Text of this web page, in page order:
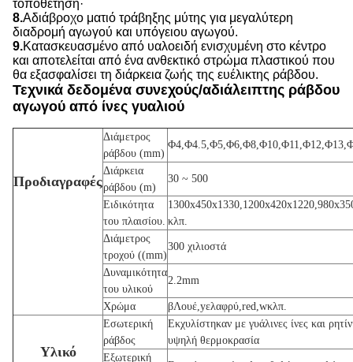
τοποθέτηση·
8.Αδιάβροχο ματιό τράβηξης μύτης για μεγαλύτερη
διαδρομή αγωγού και υπόγειου αγωγού.
9.Κατασκευασμένο από υαλοειδή ενισχυμένη στο κέντρο
και αποτελείται από ένα ανθεκτικό στρώμα πλαστικού που
θα εξασφαλίσει τη διάρκεια ζωής της ευέλικτης ράβδου.
Τεχνικά δεδομένα συνεχούς/αδιάλειπτης ράβδου
αγωγού από ίνες γυαλιού
Προδιαγραφές
Διάμετρος
ράβδου (mm)
Φ4,Φ4.5,
Διάρκεια
ράβδου (m)
30 ~ 500
Ειδικότητα
του πλαισίου. κλπ.
Διάμετρος
τροχού ((mm)
300 χιλιοστά
Δυναμικότητα
του υλικού
2.2mm
Χρώμα βΛουέ,yελαφρύ,red,wκλπ.
Υλικό
Εσωτερική
ράβδος
Εκχυλίστηκαν με γυάλινες ίνες και
υψηλή θερμοκρασία
Εξωτερική